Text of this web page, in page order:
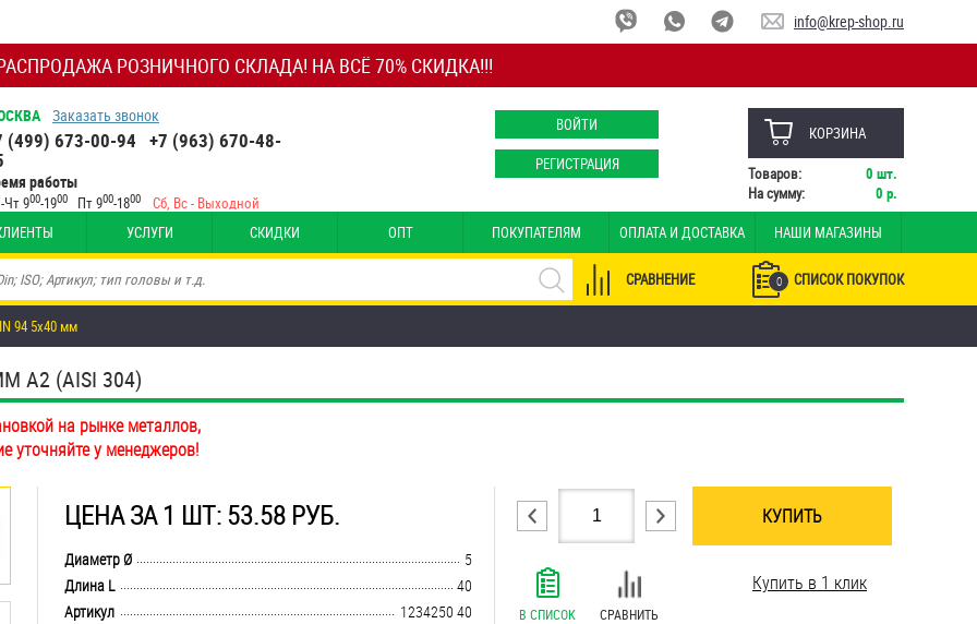
РОЗНИЧНОГО СКЛАДА! НА ВСЁ 70% СКИДКА!!!
info@krep-shop.ru
Заказать звонок
(499) 673-00-94 +7 (963) 670-48-
работы
Чт 900-1900 Пт 900-1800 Сб, Вс - Выходной
ВОЙТИ
РЕГИСТРАЦИЯ
КОРЗИНА
Товаров: 0 шт.
На сумму:
0 р.
УСЛУГИ СКИДКИ ОПТ ПОКУПАТЕЛЯМ ОПЛАТА И ДОСТАВКА НАШИ МАГАЗИНЫ
0 СПИСОК ПОКУПОК
СРАВНЕНИЕ
94 5х40 мм
А2 (AISI 304)
на рынке металлов,
уточняйте у менеджеров!
ЦЕНА ЗА 1 ШТ: 53.58 РУБ.
........................................................................................................................................................................................................
Диаметр Ø
5
........................................................................................................................................................................................................
Длина L
40
........................................................................................................................................................................................................
Артикул
1234250 40
КУПИТЬ
В СПИСОК СРАВНИТЬ
Купить в 1 клик